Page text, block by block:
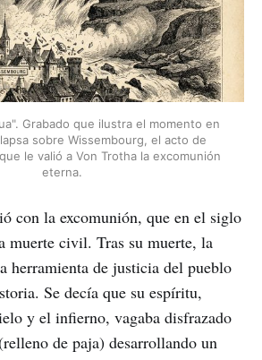
Grabado que ilustra el momento en
sobre Wissembourg, el acto de
le valió a Von Trotha la excomunión
eterna.
con la excomunión, que en el siglo
muerte civil. Tras su muerte, la
de justicia del pueblo
Se decía que su espíritu,
y el infierno, vagaba disfrazado
de paja) desarrollando un